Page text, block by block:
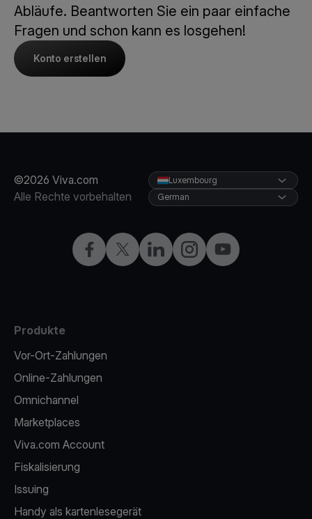
Abläufe. Beantworten Sie ein paar einfache
Fragen und schon kann es losgehen!
Konto erstellen
©2026 Viva.com
Alle Rechte vorbehalten
Facebook
X LinkedInInstagramYouTube
Luxembourg
German
Produkte
Vor-Ort-Zahlungen
Online-Zahlungen
Omnichannel
Marketplaces
Viva.com Account
Fiskalisierung
Issuing
Handy als kartenlesegerät